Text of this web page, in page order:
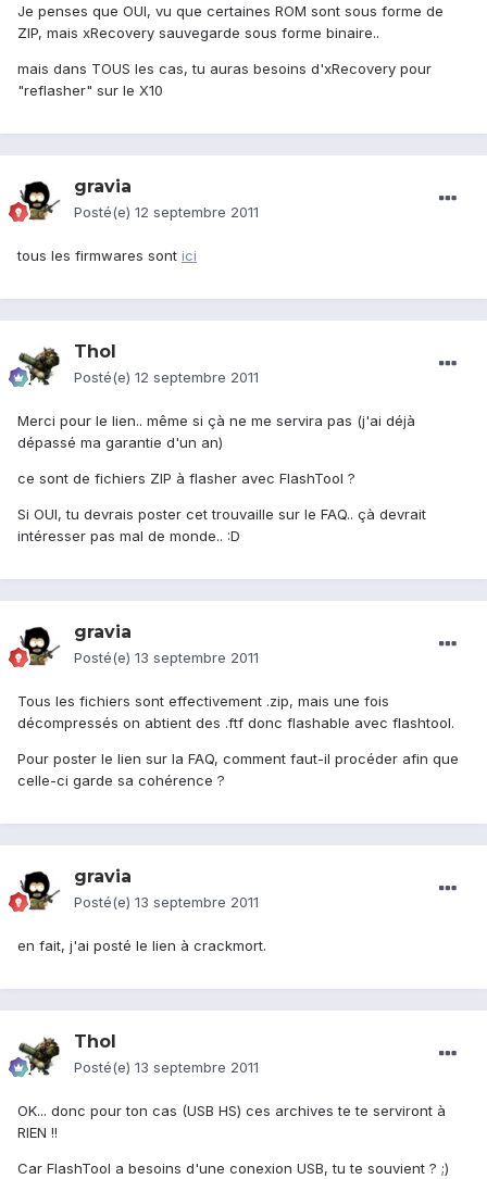
Je penses que OUI, vu que certaines ROM sont sous forme de
ZIP, mais xRecovery sauvegarde sous forme binaire..
mais dans TOUS les cas, tu auras besoins d'xRecovery pour
"reflasher" sur le X10
gravia
Posté(e) 12 septembre 2011
tous les firmwares sont ici
Thol
Posté(e) 12 septembre 2011
Merci pour le lien.. même si çà ne me servira pas (j'ai déjà
dépassé ma garantie d'un an)
ce sont de fichiers ZIP à flasher avec FlashTool ?
Si OUI, tu devrais poster cet trouvaille sur le FAQ.. çà devrait
intéresser pas mal de monde.. :D
gravia
Posté(e) 13 septembre 2011
Tous les fichiers sont effectivement .zip, mais une fois
décompressés on abtient des .ftf donc flashable avec flashtool.
Pour poster le lien sur la FAQ, comment faut-il procéder afin que
celle-ci garde sa cohérence ?
gravia
Posté(e) 13 septembre 2011
en fait, j'ai posté le lien à crackmort.
Thol
Posté(e) 13 septembre 2011
OK... donc pour ton cas (USB HS) ces archives te te serviront à
RIEN !!
Car FlashTool a besoins d'une conexion USB, tu te souvient ? ;)